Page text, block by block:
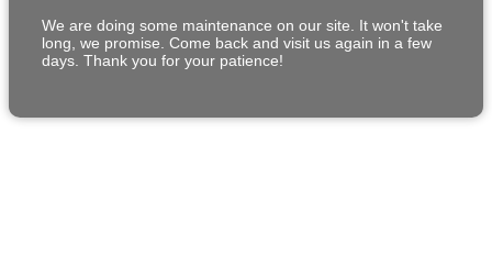
We are doing some maintenance on our site. It won't take
long, we promise. Come back and visit us again in a few
days. Thank you for your patience!